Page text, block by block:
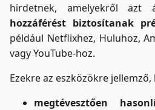
hirdetnek, amelyekről azt
hozzáférést biztosítanak
például Netflixhez, Huluhoz,
vagy YouTube-hoz.
Ezekre az eszközökre jellemző,
megtévesztően